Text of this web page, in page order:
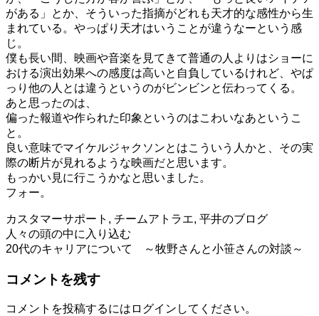
がある」とか、そういった指摘がどれも天才的な感性から生
まれている。やっぱり天才はいうことが違うなーという感
じ。
僕も長い間、映画や音楽を見てきて普通の人よりはショーに
おける演出効果への感度は高いと自負しているけれど、やぱ
っり他の人とは違うというのがビンビンと伝わってくる。
あと思ったのは、
偏った報道や作られた印象というのはこわいなあというこ
と。
良い意味でマイケルジャクソンとはこういう人かと、その実
際の断片が見れるような映画だと思います。
もっかい見に行こうかなと思いました。
フォー。
カスタマーサポート , チームアトラエ, 平井のブログ
投
稿
ナ
ビ
人々の頭の中に入り込む
20代のキャリアについて ～牧野さんと小笹さんの対談～
コメントを残す
コメントを投稿するには ログイン してください。